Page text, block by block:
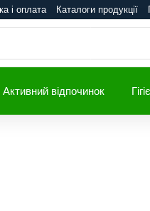
і оплата Каталоги продукції
Активний відпочинок